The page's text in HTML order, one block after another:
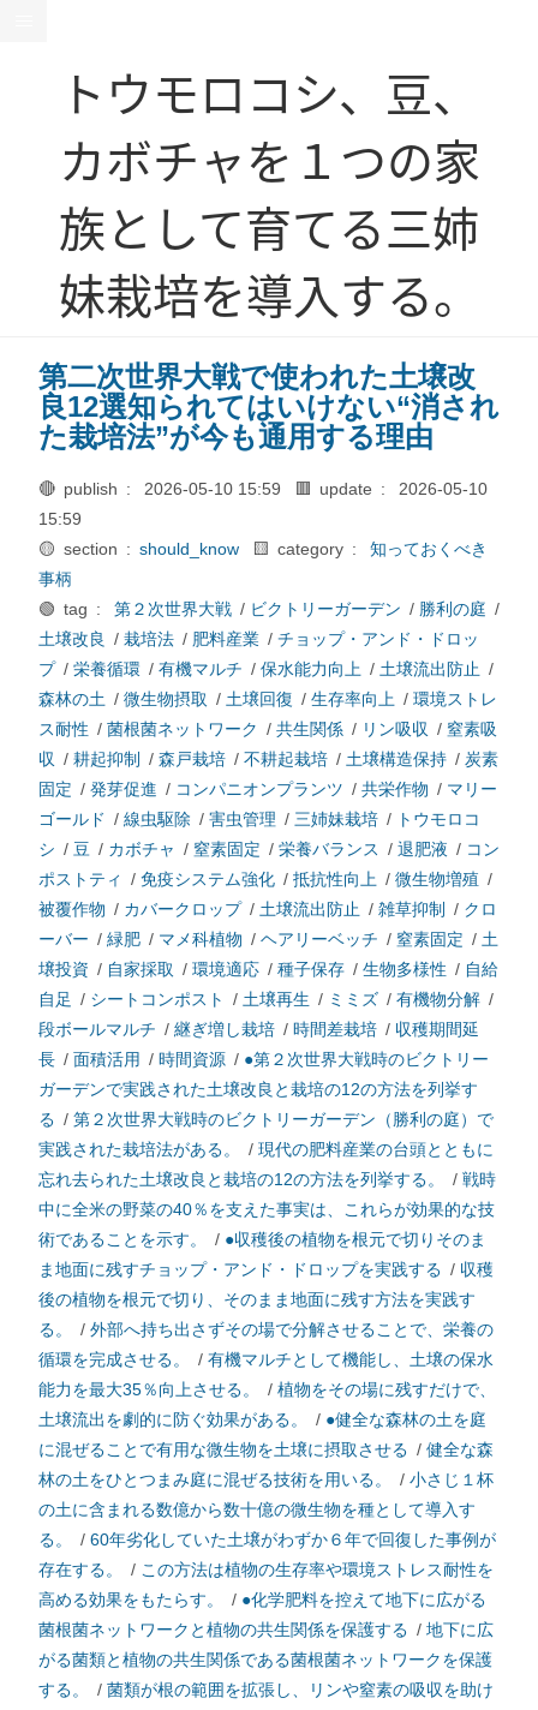
トウモロコシ、豆、
カボチャを１つの家
族として育てる三姉
妹栽培を導入する。
第二次世界大戦で使われた土壌改
良12選知られてはいけない“消され
た栽培法”が今も通用する理由
🔴 publish : 2026-05-10 15:59 🟥 update :
2026-05-10
15:59
🟡 section : should_know 🟨 category :
知っておくべき
事柄
🟢 tag :
第２次世界大戦 / ビクトリーガーデン / 勝利の庭 /
土壌改良 / 栽培法 / 肥料産業 / チョップ・アンド・ドロッ
プ/ 栄養循環 / 有機マルチ / 保水能力向上 / 土壌流出防止 /
森林の土 / 微生物摂取 / 土壌回復 / 生存率向上 / 環境ストレ
ス耐性 / 菌根菌ネットワーク / 共生関係 / リン吸収 / 窒素吸
収 / 耕起抑制 / 森戸栽培 / 不耕起栽培 / 土壌構造保持 / 炭素
固定 / 発芽促進 / コンパニオンプランツ / 共栄作物 / マリー
ゴールド / 線虫駆除 / 害虫管理 / 三姉妹栽培 / トウモロコ
シ / 豆 / カボチャ / 窒素固定 / 栄養バランス / 退肥液 / コン
ポストティ
/ 免疫システム強化 / 抵抗性向上 / 微生物増殖 /
被覆作物 / カバークロップ/ 土壌流出防止 / 雑草抑制 / クロ
ーバー / 緑肥 / マメ科植物 / ヘアリーベッチ / 窒素固定 / 土
壌投資 / 自家採取 / 環境適応 / 種子保存 / 生物多様性 / 自給
自足 / シートコンポスト / 土壌再生 / ミミズ / 有機物分解 /
段ボールマルチ / 継ぎ増し栽培 / 時間差栽培 / 収穫期間延
長 / 面積活用 / 時間資源 / ●第２次世界大戦時のビクトリー
ガーデンで実践された土壌改良と栽培の12の方法を列挙す
る / 第２次世界大戦時のビクトリーガーデン（勝利の庭）で
実践された栽培法がある。
/ 現代の肥料産業の台頭とともに
忘れ去られた土壌改良と栽培の12の方法を列挙する。
/ 戦時
中に全米の野菜の40％を支えた事実は、これらが効果的な技
術であることを示す。
/ ●収穫後の植物を根元で切りそのま
ま地面に残すチョップ・アンド・ドロップを実践する / 収穫
後の植物を根元で切り、そのまま地面に残す方法を実践す
る。
/ 外部へ持ち出さずその場で分解させることで、栄養の
循環を完成させる。
/ 有機マルチとして機能し、土壌の保水
能力を最大35％向上させる。
/ 植物をその場に残すだけで、
土壌流出を劇的に防ぐ効果がある。
/ ●健全な森林の土を庭
に混ぜることで有用な微生物を土壌に摂取させる / 健全な森
林の土をひとつまみ庭に混ぜる技術を用いる。
/ 小さじ１杯
の土に含まれる数億から数十億の微生物を種として導入す
る。
/ 60年劣化していた土壌がわずか６年で回復した事例が
存在する。
/ この方法は植物の生存率や環境ストレス耐性を
高める効果をもたらす。
/ ●化学肥料を控えて地下に広がる
菌根菌ネットワークと植物の共生関係を保護する / 地下に広
がる菌類と植物の共生関係である菌根菌ネットワークを保護
する。
/ 菌類が根の範囲を拡張し、リンや窒素の吸収を助け